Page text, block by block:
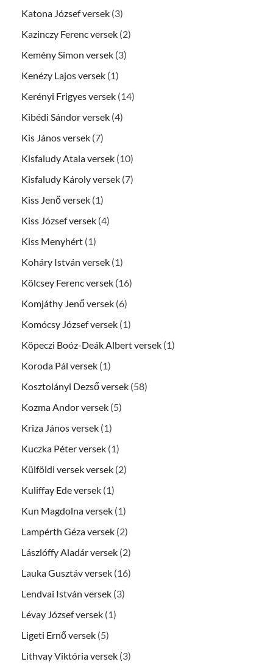
Katona József versek (3)
Kazinczy Ferenc versek (2)
Kemény Simon versek (3)
Kenézy Lajos versek (1)
Kerényi Frigyes versek (14)
Kibédi Sándor versek (4)
Kis János versek (7)
Kisfaludy Atala versek (10)
Kisfaludy Károly versek (7)
Kiss Jenő versek (1)
Kiss József versek (4)
Kiss Menyhért (1)
Koháry István versek (1)
Kölcsey Ferenc versek (16)
Komjáthy Jenő versek (6)
Komócsy József versek (1)
Köpeczi Boóz-Deák Albert versek (1)
Koroda Pál versek (1)
Kosztolányi Dezső versek (58)
Kozma Andor versek (5)
Kriza János versek (1)
Kuczka Péter versek (1)
Külföldi versek versek (2)
Kuliffay Ede versek (1)
Kun Magdolna versek (1)
Lampérth Géza versek (2)
Lászlóffy Aladár versek (2)
Lauka Gusztáv versek (16)
Lendvai István versek (3)
Lévay József versek (1)
Ligeti Ernő versek (5)
Lithvay Viktória versek (3)